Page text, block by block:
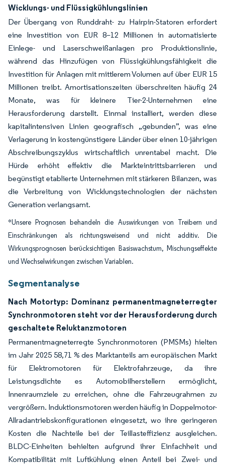
Wicklungs- und Flüssigkühlungslinien
Der Übergang von Runddraht- zu Hairpin-Statoren erfordert
eine Investition von EUR 8–12 Millionen in automatisierte
Einlege- und Laserschweißanlagen pro Produktionslinie,
während das Hinzufügen von Flüssigkühlungsfähigkeit die
Investition für Anlagen mit mittlerem Volumen auf über EUR 15
Millionen treibt. Amortisationszeiten überschreiten häufig 24
Monate, was für kleinere Tier-2-Unternehmen eine
Herausforderung darstellt. Einmal installiert, werden diese
kapitalintensiven Linien geografisch „gebunden”, was eine
Verlagerung in kostengünstigere Länder über einen 10-jährigen
Abschreibungszyklus wirtschaftlich unrentabel macht. Die
Hürde erhöht effektiv die Markteintrittsbarrieren und
begünstigt etablierte Unternehmen mit stärkeren Bilanzen, was
die Verbreitung von Wicklungstechnologien der nächsten
Generation verlangsamt.
*Unsere Prognosen behandeln die Auswirkungen von Treibern und
Einschränkungen als richtungsweisend und nicht additiv. Die
Wirkungsprognosen berücksichtigen Basiswachstum, Mischungseffekte
und Wechselwirkungen zwischen Variablen.
Segmentanalyse
Nach Motortyp: Dominanz permanentmagneterregter
Synchronmotoren steht vor der Herausforderung durch
geschaltete Reluktanzmotoren
Permanentmagneterregte Synchronmotoren (PMSMs) hielten
im Jahr 2025 58,71 % des Marktanteils am europäischen Markt
für Elektromotoren für Elektrofahrzeuge, da ihre
Leistungsdichte es Automobilherstellern ermöglicht,
Innenraumziele zu erreichen, ohne die Fahrzeugrahmen zu
vergrößern. Induktionsmotoren werden häufig in Doppelmotor-
Allradantriebskonfigurationen eingesetzt, wo ihre geringeren
Kosten die Nachteile bei der Teillasteffizienz ausgleichen.
BLDC-Einheiten behielten aufgrund ihrer Einfachheit und
Kompatibilität mit Luftkühlung einen Anteil bei Zwei- und